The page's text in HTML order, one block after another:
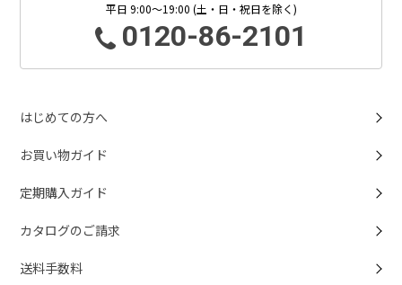
平日 9:00～19:00 (土・日・祝日を除く)
0120-86-2101
はじめての方へ
お買い物ガイド
定期購入ガイド
カタログのご請求
送料手数料